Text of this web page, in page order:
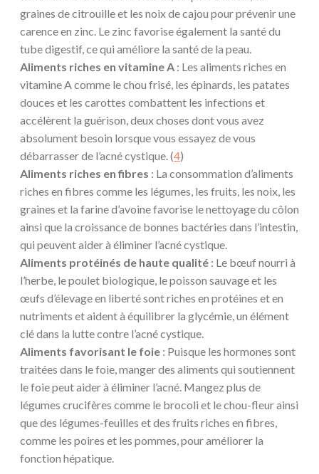
graines de citrouille et les noix de cajou pour prévenir une
carence en zinc. Le zinc favorise également la santé du
tube digestif, ce qui améliore la santé de la peau.
Aliments riches en vitamine A : Les aliments riches en
vitamine A comme le chou frisé, les épinards, les patates
douces et les carottes combattent les infections et
accélèrent la guérison, deux choses dont vous avez
absolument besoin lorsque vous essayez de vous
débarrasser de l’acné cystique. (4)
Aliments riches en fibres : La consommation d’aliments
riches en fibres comme les légumes, les fruits, les noix, les
graines et la farine d’avoine favorise le nettoyage du côlon
ainsi que la croissance de bonnes bactéries dans l’intestin,
qui peuvent aider à éliminer l’acné cystique.
Aliments protéinés de haute qualité : Le bœuf nourri à
l’herbe, le poulet biologique, le poisson sauvage et les
œufs d’élevage en liberté sont riches en protéines et en
nutriments et aident à équilibrer la glycémie, un élément
clé dans la lutte contre l’acné cystique.
Aliments favorisant le foie : Puisque les hormones sont
traitées dans le foie, manger des aliments qui soutiennent
le foie peut aider à éliminer l’acné. Mangez plus de
légumes crucifères comme le brocoli et le chou-fleur ainsi
que des légumes-feuilles et des fruits riches en fibres,
comme les poires et les pommes, pour améliorer la
fonction hépatique.